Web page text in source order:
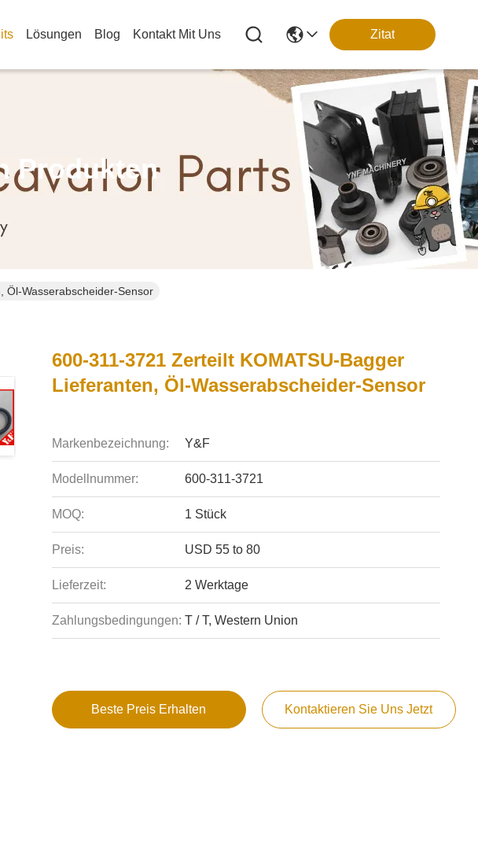
Lösungen Blog Kontakt Mit Uns Zitat
Produkten
Öl-Wasserabscheider-Sensor
600-311-3721 Zerteilt KOMATSU-Bagger
Lieferanten, Öl-Wasserabscheider-Sensor
Markenbezeichnung: Y&F
Modellnummer: 600-311-3721
MOQ: 1 Stück
Preis: USD 55 to 80
Lieferzeit: 2 Werktage
Zahlungsbedingungen: T / T, Western Union
Beste Preis Erhalten Kontaktieren Sie Uns Jetzt